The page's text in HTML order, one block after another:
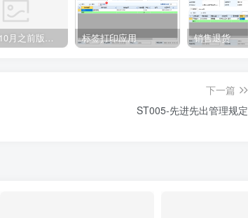
2024年10月之前版本升级记录 标签打印应用 销售退货
下一篇
ST005-先进先出管理规定